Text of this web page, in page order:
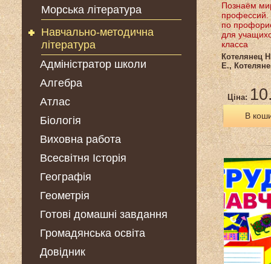
Морська література
Навчально-методична
література
Адміністратор школи
Алгебра
Атлас
Біологія
Виховна работа
Всесвітня Історія
Географія
Геометрія
Готові домашні завдання
Громадянська освіта
Довідник
Познаём
профессий.
по
для
класса
Котелянец
Е.,
Ціна:
В